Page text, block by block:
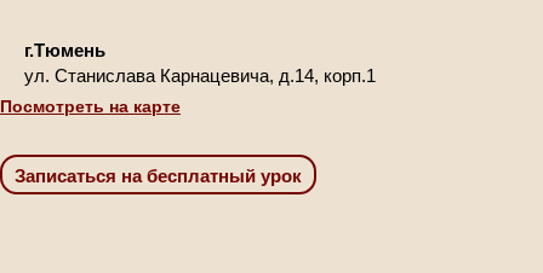
г.Тюмень
ул. Станислава Карнацевича, д.14, корп.1
Посмотреть на карте